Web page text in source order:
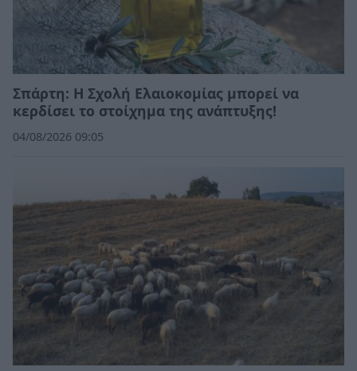
Σπάρτη: Η Σχολή Ελαιοκομίας μπορεί να
κερδίσει το στοίχημα της ανάπτυξης!
04/08/2026 09:05